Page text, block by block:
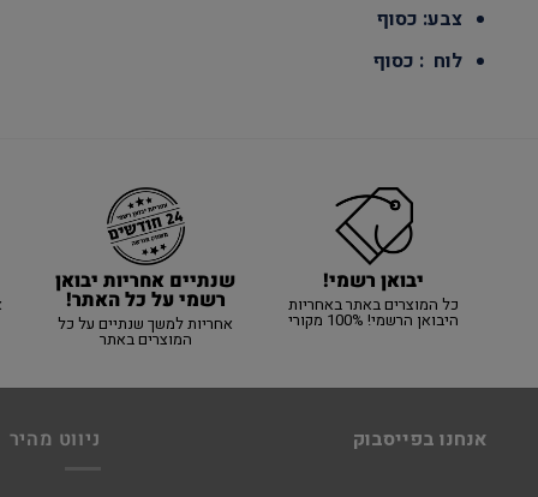
צבע: כסוף
לוח : כסוף
יבואן רשמי!
כל המוצרים באתר באחריות
היבואן הרשמי! 100% מקורי
שנתיים אחריות יבואן
רשמי על כל האתר!
אחריות למשך שנתיים על כל
המוצרים באתר
אנחנו בפייסבוק ניווט מהיר